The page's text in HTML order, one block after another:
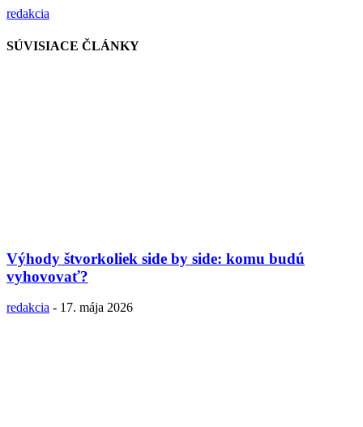
redakcia
SÚVISIACE ČLÁNKY
Výhody štvorkoliek side by side: komu budú
vyhovovať?
redakcia - 17. mája 2026